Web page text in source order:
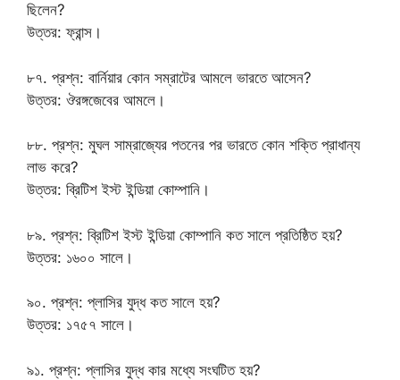
ছিলেন?
উত্তর: ফ্রান্স।
৮৭. প্রশ্ন: বার্নিয়ার কোন সম্রাটের আমলে ভারতে আসেন?
উত্তর: ঔরঙ্গজেবের আমলে।
৮৮. প্রশ্ন: মুঘল সাম্রাজ্যের পতনের পর ভারতে কোন শক্তি প্রাধান্য
লাভ করে?
উত্তর: ব্রিটিশ ইস্ট ইন্ডিয়া কোম্পানি।
৮৯. প্রশ্ন: ব্রিটিশ ইস্ট ইন্ডিয়া কোম্পানি কত সালে প্রতিষ্ঠিত হয়?
উত্তর: ১৬০০ সালে।
৯০. প্রশ্ন: প্লাসির যুদ্ধ কত সালে হয়?
উত্তর: ১৭৫৭ সালে।
৯১. প্রশ্ন: প্লাসির যুদ্ধ কার মধ্যে সংঘটিত হয়?